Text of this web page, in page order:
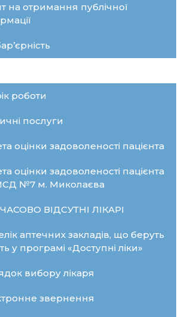
на отримання публічної
роботи
послуги
оцінки задоволеності пацієнта
оцінки задоволеності пацієнта
№7 м. Миколаєва
ВІДСУТНІ ЛІКАРІ
аптечних закладів, що беруть
у програмі «Доступні ліки»
вибору лікаря
звернення